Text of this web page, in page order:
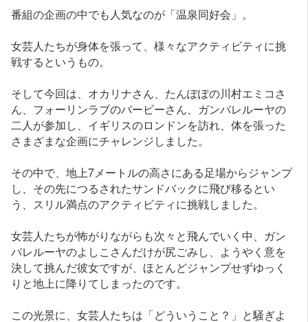
番組の企画の中でも人気なのが「温泉同好会」。
女芸人たちが身体を張って、様々なアクティビティに挑
戦するというもの。
そして今回は、オカリナさん、たんぽぽの川村エミコさ
ん、フォーリンラブのバービーさん、ガンバレルーヤの
二人が参加し、イギリスのロンドンを訪れ、体を張った
さまざまな企画にチャレンジしました。
その中で、地上7メートルの高さにある足場からジャンプ
し、その先につるされたサンドバックに飛び移るとい
う、スリル満点のアクティビティに挑戦しました。
女芸人たちが怖がりながらも次々と飛んでいく中、ガン
バレルーヤのよしこさんだけが尻ごみし、ようやく意を
決して挑んだ彼女ですが、ほとんどジャンプせずゆっく
りと地上に降りてしまったのです。
この光景に、女芸人たちは「どういうこと？」と騒ぎよ